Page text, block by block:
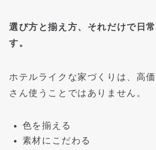
選び方と揃え方、それだけで日
す。
ホテルライクな家づくりは、高
さん使うことではありません。
色を揃える
素材にこだわる